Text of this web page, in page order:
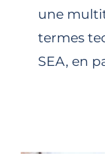
une
termes
SEA, en